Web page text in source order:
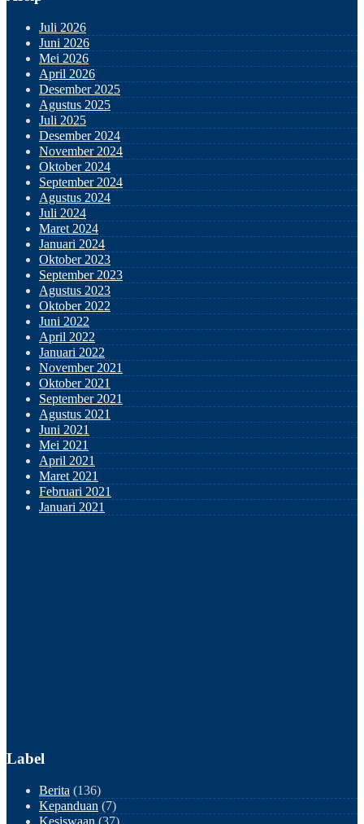
Juli 2026
Juni 2026
Mei 2026
April 2026
Desember 2025
Agustus 2025
Juli 2025
Desember 2024
November 2024
Oktober 2024
September 2024
Agustus 2024
Juli 2024
Maret 2024
Januari 2024
Oktober 2023
September 2023
Agustus 2023
Oktober 2022
Juni 2022
April 2022
Januari 2022
November 2021
Oktober 2021
September 2021
Agustus 2021
Juni 2021
Mei 2021
April 2021
Maret 2021
Februari 2021
Januari 2021
Label
Berita (136)
Kepanduan (7)
Kesiswaan (37)